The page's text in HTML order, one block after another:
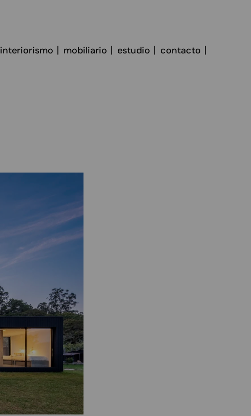
interiorismo mobiliario estudio contacto